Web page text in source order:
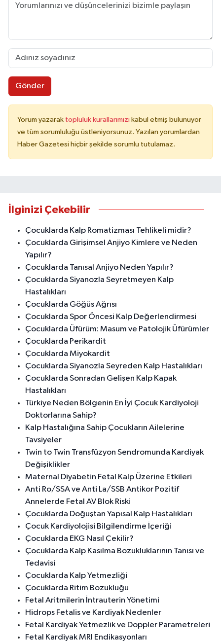
Gönder
Yorum yazarak topluluk kurallarımızı kabul etmiş bulunuyor
ve tüm sorumluluğu üstleniyorsunuz. Yazılan yorumlardan
Haber Gazetesi hiçbir şekilde sorumlu tutulamaz.
İlginizi Çekebilir
Çocuklarda Kalp Romatizması Tehlikeli midir?
Çocuklarda Girişimsel Anjiyo Kimlere ve Neden
Yapılır?
Çocuklarda Tanısal Anjiyo Neden Yapılır?
Çocuklarda Siyanozla Seyretmeyen Kalp
Hastalıkları
Çocuklarda Göğüs Ağrısı
Çocuklarda Spor Öncesi Kalp Değerlendirmesi
Çocuklarda Üfürüm: Masum ve Patolojik Üfürümler
Çocuklarda Perikardit
Çocuklarda Miyokardit
Çocuklarda Siyanozla Seyreden Kalp Hastalıkları
Çocuklarda Sonradan Gelişen Kalp Kapak
Hastalıkları
Türkiye Neden Bölgenin En İyi Çocuk Kardiyoloji
Doktorlarına Sahip?
Kalp Hastalığına Sahip Çocukların Ailelerine
Tavsiyeler
Twin to Twin Transfüzyon Sendromunda Kardiyak
Değişiklikler
Maternal Diyabetin Fetal Kalp Üzerine Etkileri
Anti Ro/SSA ve Anti La/SSB Antikor Pozitif
Annelerde Fetal AV Blok Riski
Çocuklarda Doğuştan Yapısal Kalp Hastalıkları
Çocuk Kardiyolojisi Bilgilendirme İçeriği
Çocuklarda EKG Nasıl Çekilir?
Çocuklarda Kalp Kasılma Bozukluklarının Tanısı ve
Tedavisi
Çocuklarda Kalp Yetmezliği
Çocuklarda Ritim Bozukluğu
Fetal Aritmilerin İntrauterin Yönetimi
Hidrops Fetalis ve Kardiyak Nedenler
Fetal Kardiyak Yetmezlik ve Doppler Parametreleri
Fetal Kardiyak MRI Endikasyonları